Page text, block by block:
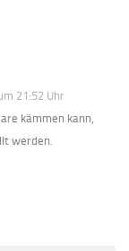
21:52 Uhr
kämmen kann,
werden.